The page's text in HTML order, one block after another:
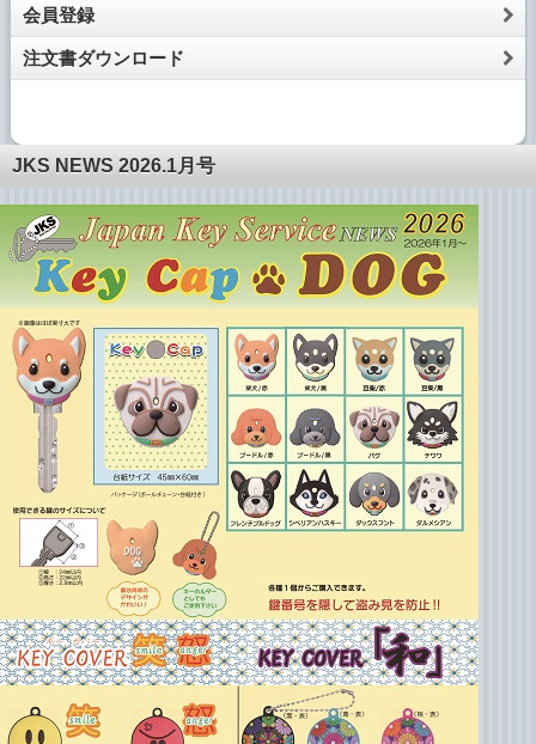
会員登録
注文書ダウンロード
JKS NEWS 2026.1月号